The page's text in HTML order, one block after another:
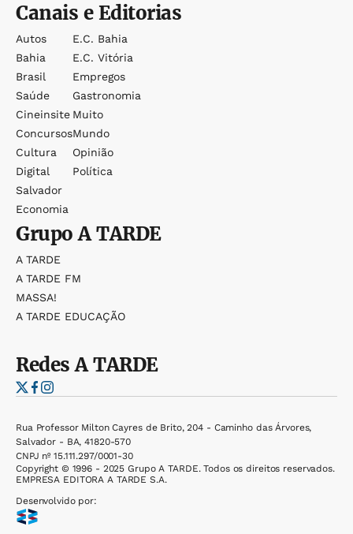
Canais e Editorias
Autos
Bahia
Brasil
Saúde
Cineinsite
Concursos
Cultura
Digital
Salvador
Economia
E.c. Bahia
E.c. Vitória
Empregos
Gastronomia
Muito
Mundo
Opinião
Política
GrupoA TARDE
A TARDE
A TARDE FM
MASSA!
A TARDE EDUCAÇÃO
RedesA TARDE
Rua Professor Milton Cayres de Brito, 204 - Caminho das Árvores,
Salvador - BA, 41820-570
CNPJ nº 15.111.297/0001-30
Copyright © 1996 - 2025 Grupo A TARDE. Todos os direitos reservados.
EMPRESA EDITORA A TARDE S.A.
Desenvolvido por: